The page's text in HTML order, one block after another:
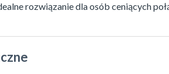
rozwiązanie dla osób ceniących